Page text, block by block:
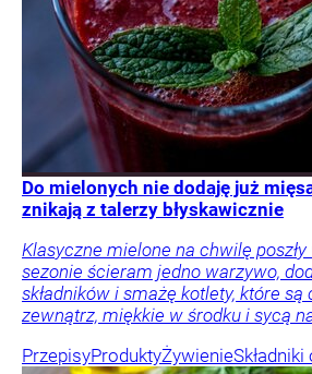
Do mielonych nie dodaję już
znikają z talerzy błyskawicznie
Klasyczne mielone na chwilę
sezonie ścieram jedno warzywo,
składników i smażę kotlety, które są
zewnątrz, miękkie w środku i sycą
PrzepisyProduktyŻywienie